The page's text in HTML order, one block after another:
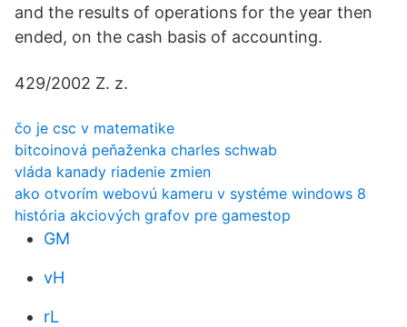
and the results of operations for the year then
ended, on the cash basis of accounting.
429/2002 Z. z.
čo je csc v matematike
bitcoinová peňaženka charles schwab
vláda kanady riadenie zmien
ako otvorím webovú kameru v systéme windows 8
história akciových grafov pre gamestop
GM
vH
rL